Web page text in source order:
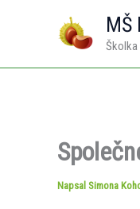
MŠ
Školka
Napsal Simona